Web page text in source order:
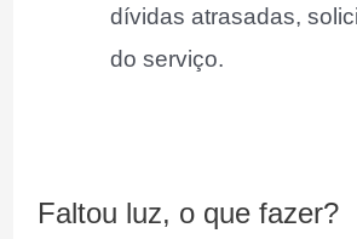
dívidas atrasadas,
do serviço.
Faltou luz, o que fazer?